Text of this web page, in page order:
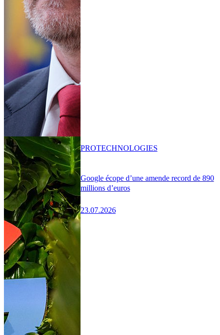
Google écope d’une amende record de 890
millions d’euros
23.07.2026
PROTECHNOLOGIES